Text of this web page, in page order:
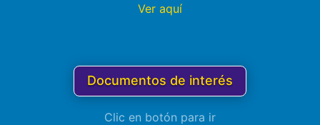
Ver aquí
Documentos de interés
Clic en botón para ir